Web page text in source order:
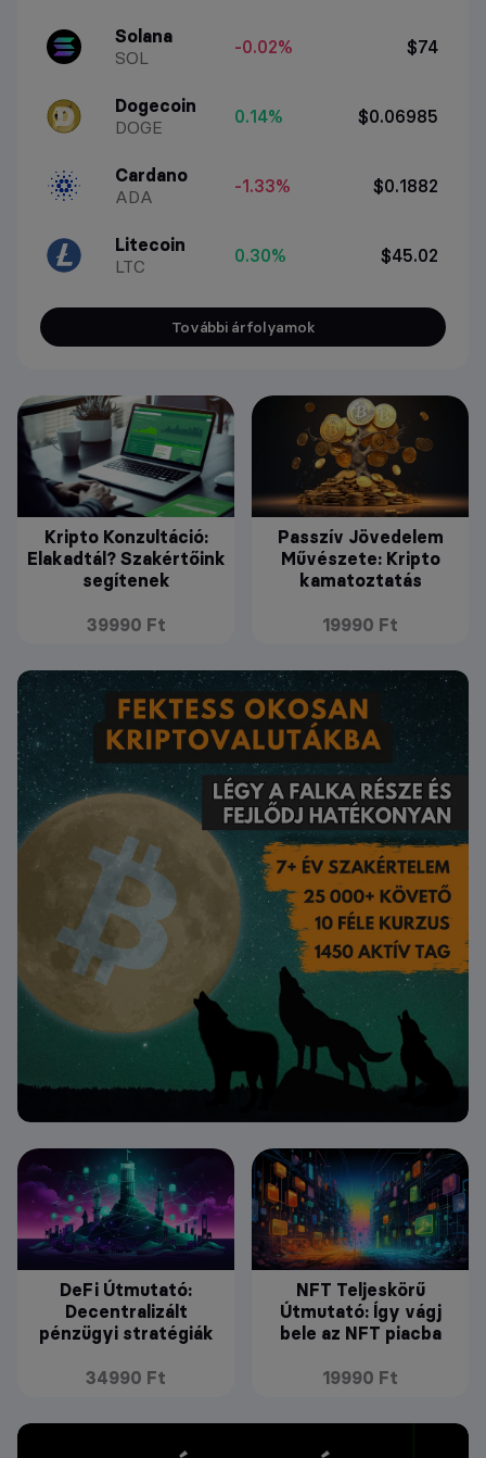
Solana
SOL
-0.02% $74
Dogecoin
DOGE
0.14% $0.06985
Cardano
ADA
-1.33% $0.1882
Litecoin
LTC
0.30% $45.02
További árfolyamok
Kripto Konzultáció:
Elakadtál? Szakértőink
segítenek
39990 Ft
Passzív Jövedelem
Művészete: Kripto
kamatoztatás
19990 Ft
DeFi Útmutató:
Decentralizált
pénzügyi stratégiák
34990 Ft
NFT Teljeskörű
Útmutató: Így vágj
bele az NFT piacba
19990 Ft